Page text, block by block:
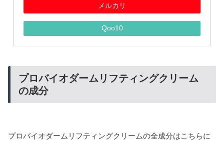
メルカリ
Qoo10
プロバイオダームリフティングクリーム
の成分
プロバイオダームリフティングクリームの全成分はこちらに